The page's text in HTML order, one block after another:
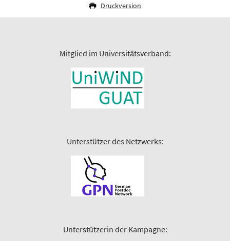
Druckversion
Mitglied im Universitätsverband:
Unterstützer des Netzwerks:
Unterstützerin der Kampagne: